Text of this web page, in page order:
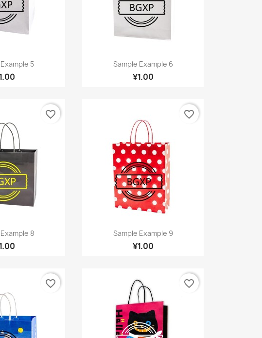
速查看 5 快速查看
Sample Example 6
¥1.00
速查看 8
favorite_border
快速查看
Sample Example 9
¥1.00
favorite_border
favorite_border favorite_border